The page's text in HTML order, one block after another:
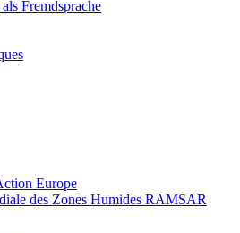
Fremdsprache
Europe
des Zones Humides RAMSAR